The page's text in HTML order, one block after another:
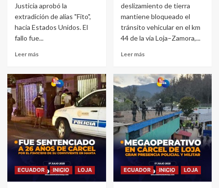
Justicia aprobó la
extradición de alias "Fito",
hacia Estados Unidos. El
fallo fue...
Leer más
deslizamiento de tierra
mantiene bloqueado el
tránsito vehicular en el km
44 de la vía Loja–Zamora,...
Leer más
ECUADOR INICIO LOJA ECUADOR INICIO LOJA